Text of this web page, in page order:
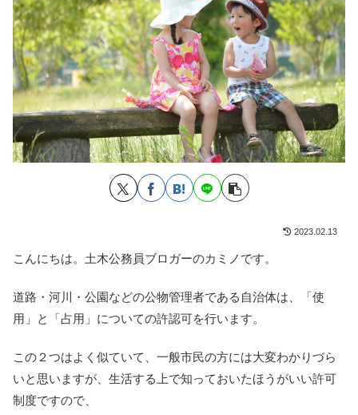
2023.02.13
こんにちは。土木公務員ブロガーのカミノです。
道路・河川・公園などの公物管理者である自治体は、「使
用」と「占用」についての許認可を行います。
この２つはよく似ていて、一般市民の方には大変わかりづら
いと思いますが、生活する上で知っておいたほうがいい許可
制度ですので、